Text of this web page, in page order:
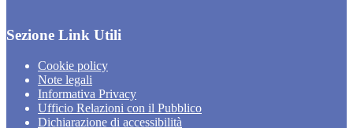
Sezione Link Utili
Cookie policy
Note legali
Informativa Privacy
Ufficio Relazioni con il Pubblico
Dichiarazione di accessibilità